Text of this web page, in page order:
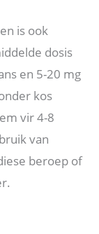
is ook
dosis
en 5-20 mg
kos
vir 4-8
van
beroep of